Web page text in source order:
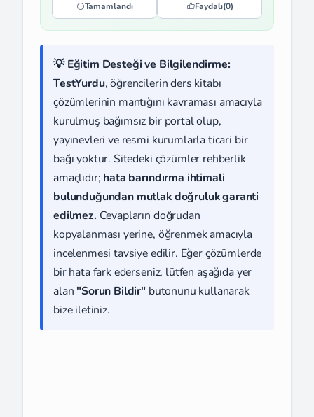
Tamamlandı Faydalı(0)
💡 Eğitim Desteği ve Bilgilendirme:
TestYurdu, öğrencilerin ders kitabı
çözümlerinin mantığını kavraması amacıyla
kurulmuş bağımsız bir portal olup,
yayınevleri ve resmi kurumlarla ticari bir
bağı yoktur. Sitedeki çözümler rehberlik
amaçlıdır; hata barındırma ihtimali
bulunduğundan mutlak doğruluk garanti
edilmez. Cevapların doğrudan
kopyalanması yerine, öğrenmek amacıyla
incelenmesi tavsiye edilir. Eğer çözümlerde
bir hata fark ederseniz, lütfen aşağıda yer
alan "Sorun Bildir" butonunu kullanarak
bize iletiniz.